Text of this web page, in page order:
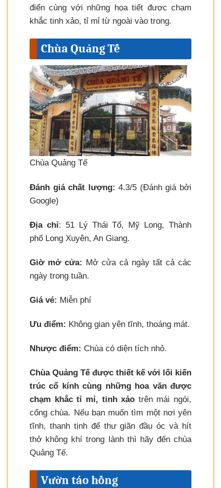
điển cùng với những họa tiết được chạm
khắc tinh xảo, tỉ mỉ từ ngoài vào trong.
Chùa Quảng Tế
Chùa Quảng Tế
Đánh giá chất lượng: 4.3/5 (Đánh giá bởi
Google)
Địa chỉ: 51 Lý Thái Tổ, Mỹ Long, Thành
phố Long Xuyên, An Giang.
Giờ mở cửa: Mở cửa cả ngày tất cả các
ngày trong tuần.
Giá vé: Miễn phí
Ưu điểm: Không gian yên tĩnh, thoáng mát.
Nhược điểm: Chùa có diện tích nhỏ.
Chùa Quảng Tế được thiết kế với lối kiến
trúc cổ kính cùng những hoa văn được
chạm khắc tỉ mỉ, tinh xảo trên mái ngói,
cổng chùa. Nếu bạn muốn tìm một nơi yên
tĩnh, thanh tịnh để thư giãn đầu óc và hít
thở không khí trong lành thì hãy đến chùa
Quảng Tế.
Vườn táo hồng